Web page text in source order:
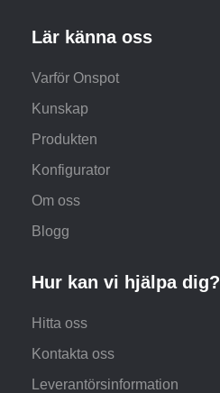
Lär känna oss
Varför Onspot
Kunskap
Produkten
Konfigurator
Om oss
Blogg
Hur kan vi hjälpa dig?
Hitta oss
Kontakta oss
Leverantörsinformation